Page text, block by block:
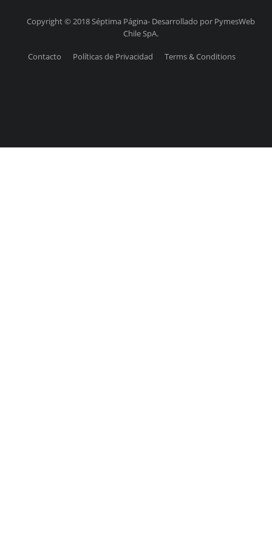
Copyright © 2018 Séptima Página- Desarrollado por PymesWeb
Chile SpA.
Contacto Políticas de Privacidad Terms & Conditions